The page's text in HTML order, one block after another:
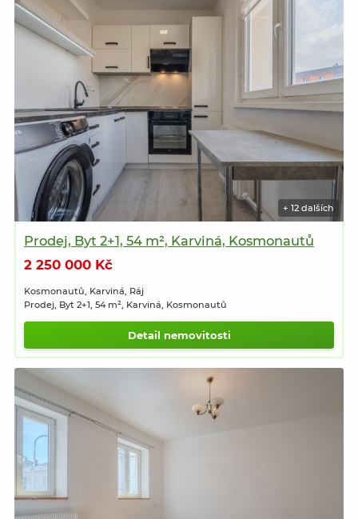
+ 12 dalších
Prodej, Byt 2+1, 54 m², Karviná, Kosmonautů
2 250 000 Kč
Kosmonautů, Karviná, Ráj
Prodej, Byt 2+1, 54 m², Karviná, Kosmonautů
Detail nemovitosti